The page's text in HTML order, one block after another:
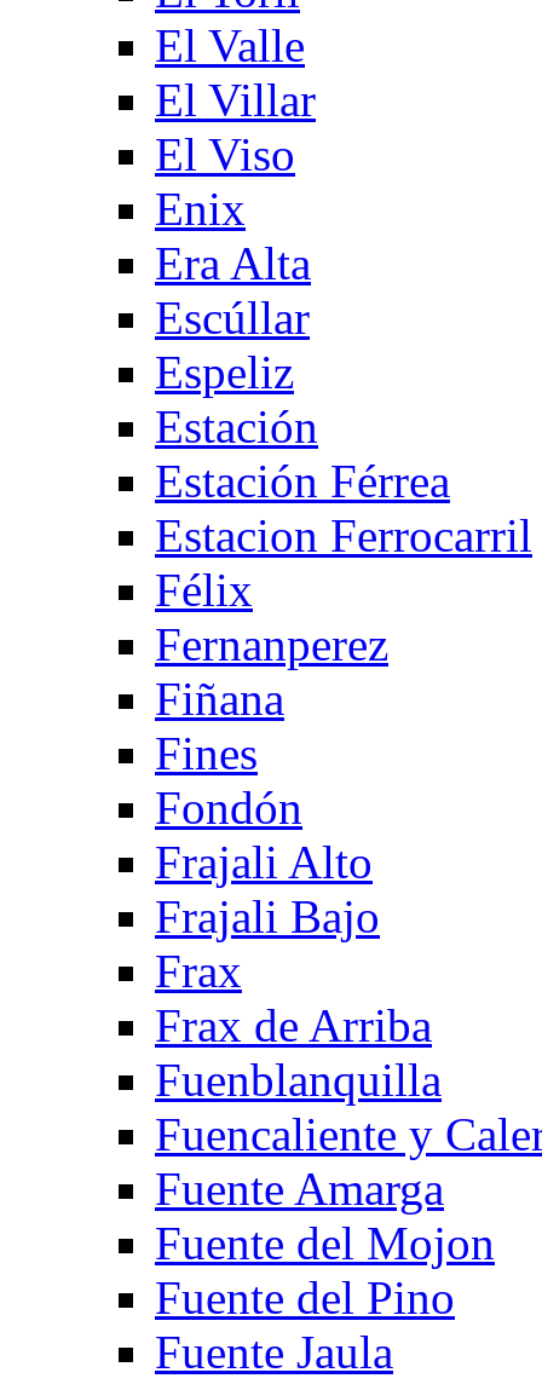
El Valle
El Villar
El Viso
Enix
Era Alta
Escúllar
Espeliz
Estación
Estación Férrea
Estacion Ferrocarril
Félix
Fernanperez
Fiñana
Fines
Fondón
Frajali Alto
Frajali Bajo
Frax
Frax de Arriba
Fuenblanquilla
Fuencaliente y
Fuente Amarga
Fuente del Mojon
Fuente del Pino
Fuente Jaula